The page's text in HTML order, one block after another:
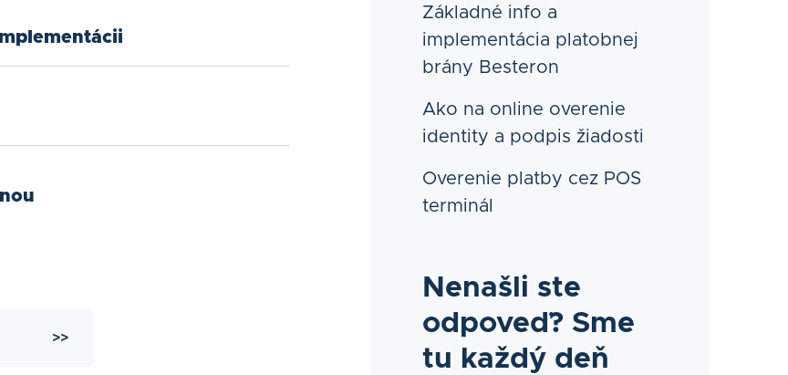
>>
Základné info a
implementácia platobnej
brány Besteron
Ako na online overenie
identity a podpis žiadosti
Overenie platby cez POS
terminál
Nenašli ste
odpoveď? Sme
tu každý deň